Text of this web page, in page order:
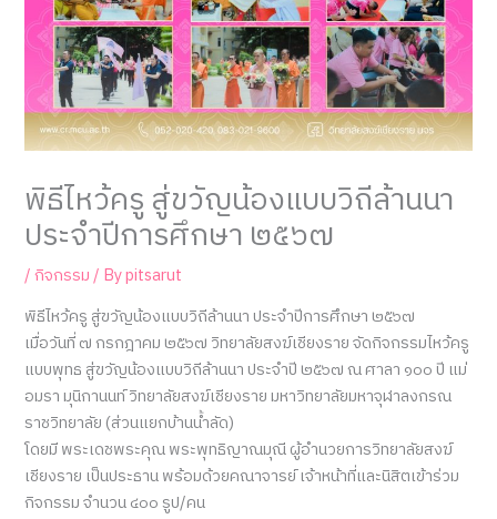
พิธีไหว้ครู สู่ขวัญน้องแบบวิถีล้านนา
ประจำปีการศึกษา ๒๕๖๗
/กิจกรรม/ Bypitsarut
พิธีไหว้ครู สู่ขวัญน้องแบบวิถีล้านนา ประจำปีการศึกษา ๒๕๖๗
เมื่อวันที่ ๗ กรกฎาคม ๒๕๖๗ วิทยาลัยสงฆ์เชียงราย จัดกิจกรรมไหว้ครู
แบบพุทธ สู่ขวัญน้องแบบวิถีล้านนา ประจำปี ๒๕๖๗ ณ ศาลา ๑๐๐ ปี แม่
อมรา มุนิกานนท์ วิทยาลัยสงฆ์เชียงราย มหาวิทยาลัยมหาจุฬาลงกรณ
ราชวิทยาลัย (ส่วนแยกบ้านน้ำลัด)
โดยมี พระเดชพระคุณ พระพุทธิญาณมุณี ผู้อำนวยการวิทยาลัยสงฆ์
เชียงราย เป็นประธาน พร้อมด้วยคณาจารย์ เจ้าหน้าที่และนิสิตเข้าร่วม
กิจกรรม จำนวน ๔๐๐ รูป/คน